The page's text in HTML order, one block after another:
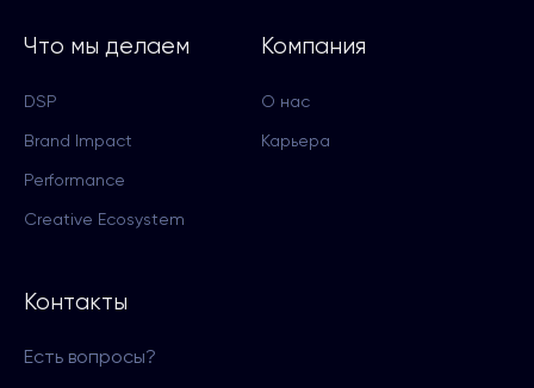
Компания
О нас
Карьера
Что мы делаем
DSP
Brand Impact
Performance
Creative Ecosystem
Контакты
Есть вопросы?